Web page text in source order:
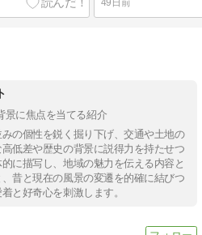
49日前
景に焦点を当てる紹介
の個性を鋭く掘り下げ、交通や土地の
低差や歴史の背景に説得力を持たせつ
に描写し、地域の魅力を伝える内容と
昔と現在の風景の変遷を的確に結びつ
と好奇心を刺激します。